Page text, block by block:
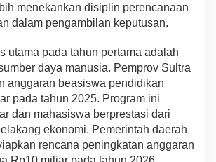
menekankan disiplin perencanaan
dalam pengambilan keputusan.
utama pada tahun pertama adalah
daya manusia. Pemprov Sultra
anggaran beasiswa pendidikan
pada tahun 2025. Program ini
dan mahasiswa berprestasi dari
ekonomi. Pemerintah daerah
rencana peningkatan anggaran